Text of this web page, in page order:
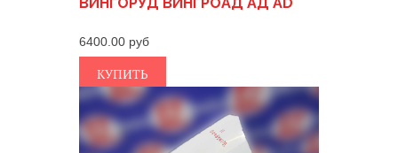
6400.00
КУПИТЬ